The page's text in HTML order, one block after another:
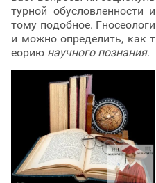
турной обусловленности и
тому подобное. Гносеологи
и можно определить, как т
еорию научного познания.